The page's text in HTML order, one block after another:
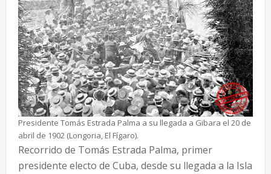
Presidente Tomás Estrada Palma a su llegada a Gibara el 20 de
abril de 1902 (Longoria, El Fígaro).
Recorrido de Tomás Estrada Palma, primer
presidente electo de Cuba, desde su llegada a la Isla